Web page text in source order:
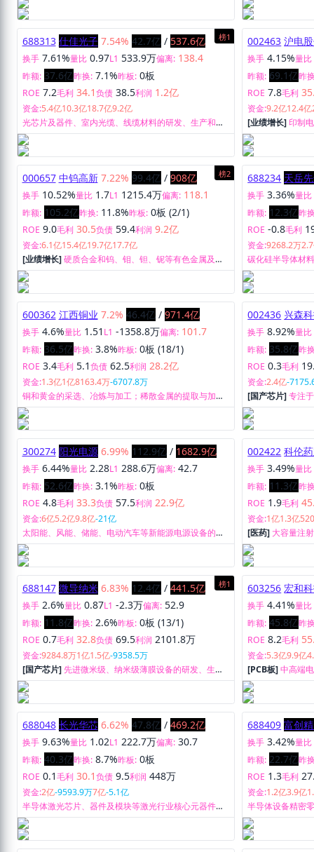
榜1
688313 仕佳光子 7.54% 42.7亿 / 537.6亿
换手 7.61%量比 0.97L1 533.9万偏离: 138.4
昨额: 37.6亿昨换: 7.1%昨板: 0板
ROE 7.2毛利 34.1负债 38.5利润 1.2亿
资金:5.4亿10.3亿18.7亿9.2亿
光芯片及器件、室内光缆、线缆材料的研发、生产和销
售。
002463 沪电
换手 4.15%量比
昨额: 69.1亿昨
ROE 7.8毛利
资金:9.2亿12.4亿
[业绩增长]印制
榜2
000657 中钨高新 7.22% 99.4亿 / 908亿
换手 10.52%量比 1.7L1 1215.4万偏离: 118.1
昨额: 105.2亿昨换: 11.8%昨板: 0板 (2/1)
ROE 9.0毛利 30.5负债 59.4利润 9.2亿
资金:6.1亿15.4亿19.7亿17.7亿
[业绩增长]硬质合金和钨、钼、钽、铌等有色金属及其
深加工产品和装备的研制、开发、生产、销售及贸易业
务等。
688234 天岳
换手 3.36%量比
昨额: 12.3亿昨
ROE -0.8毛利
资金:9268.2万
碳化硅半导体材
600362 江西铜业 7.2% 46.4亿 / 971.4亿
换手 4.6%量比 1.51 L1 -1358.8万偏离: 101.7
昨额: 36.5亿昨换: 3.8%昨板: 0板 (18/1)
ROE 3.4毛利 5.1负债 62.5利润 28.2亿
资金:1.3亿1亿8163.4万-6707.8万
铜和黄金的采选、冶炼与加工；稀散金属的提取与加
工；硫化工以及金融、贸易等领域，并且在铜以及相关
有色金属领域建立了集勘探、采矿、选矿、冶炼、加工
业务。
002436 兴森
换手 8.92%量比
昨额: 35.8亿昨
ROE 0.3毛利
资金:2.4亿-
[国产芯片]专注
主线开展。
300274 阳光电源 6.99% 112.9亿 / 1682.9亿
换手 6.44%量比 2.28L1 288.6万偏离: 42.7
昨额: 52.6亿昨换: 3.1%昨板: 0板
ROE 4.8毛利 33.3负债 57.5利润 22.9亿
资金:6亿5.2亿9.8亿-21亿
太阳能、风能、储能、电动汽车等新能源电源设备的研
发、生产、销售和服务。
002422 科伦
换手 3.49%量比
昨额: 11.3亿昨
ROE 1.9毛利
资金:1亿1.3亿
[医药] 大容量注
针）、注射用无
剂、胶囊剂、颗
药品及抗生素中
榜1
688147 微导纳米 6.83% 12.4亿 / 441.5亿
换手 2.6%量比 0.87L1 -2.3万偏离: 52.9
昨额: 11.8亿昨换: 2.6%昨板: 0板 (13/1)
ROE 0.7毛利 32.8负债 69.5利润 2101.8万
资金:9284.8万1亿1.5亿-9358.5万
[国产芯片] 先进微米级、纳米级薄膜设备的研发、生产
与销售。
603256 宏和
换手 4.41%量比
昨额: 45.8亿昨
ROE 8.2毛利
资金:5.3亿9.9亿
[PCB板]中高端
细纱的研发、生
688048 长光华芯 6.62% 47.8亿 / 469.2亿
换手 9.63%量比 1.02L1 222.7万偏离: 30.7
昨额: 40.3亿昨换: 8.7%昨板: 0板
ROE 0.1毛利 30.1负债 9.5利润 448万
资金:2亿-9593.9万7亿-5.1亿
半导体激光芯片、器件及模块等激光行业核心元器件的
研发、制造与销售。
688409 富创
换手 3.42%量比
昨额: 22.7亿昨
ROE 1.3毛利
资金:1.2亿3.9亿
半导体设备精密